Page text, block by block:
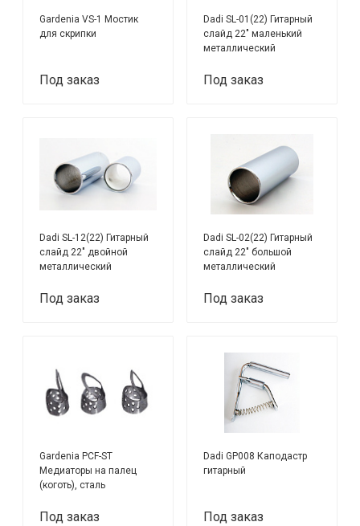
Gardenia VS-1 Мостик
для скрипки
Под заказ
Dadi SL-01(22) Гитарный
слайд 22" маленький
металлический
Под заказ
Dadi SL-12(22) Гитарный
слайд 22" двойной
металлический
Под заказ
Dadi SL-02(22) Гитарный
слайд 22" большой
металлический
Под заказ
Gardenia PCF-ST
Медиаторы на палец
(коготь), сталь
Под заказ
Dadi GP008 Каподастр
гитарный
Под заказ